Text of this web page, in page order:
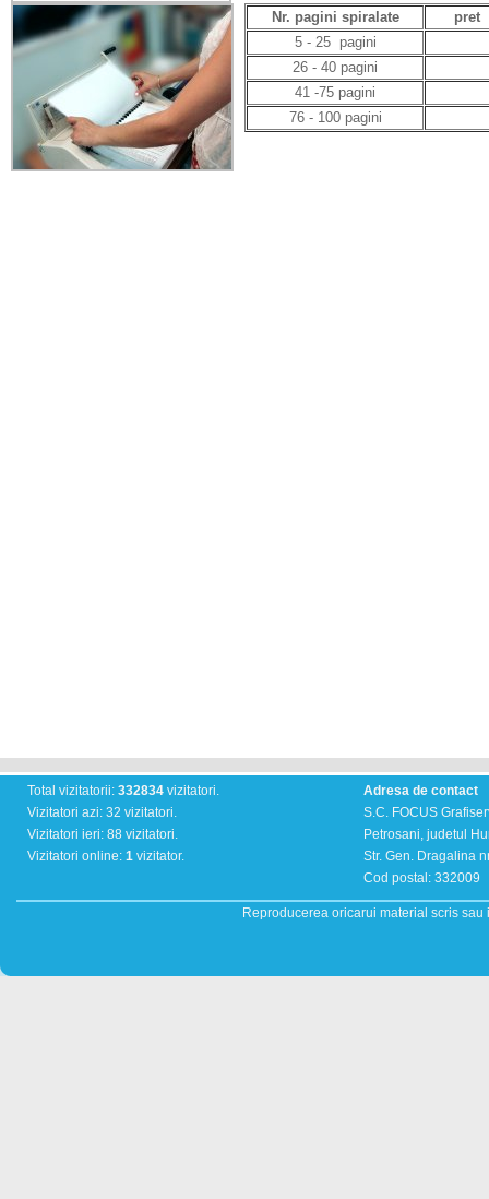
Nr. pagini spiralate
pret
5 - 25 pagini
26 - 40 pagini
41 -75 pagini
76 - 100 pagini
Total vizitatorii: 332834 vizitatori.
Vizitatori azi: 32 vizitatori.
Vizitatori ieri: 88 vizitatori.
Vizitatori online: 1 vizitator.
Adresa de contact
S.C. FOCUS
Petrosani, judetul
Str. Gen. Dragalina
Cod postal: 332009
Reproducerea oricarui material scris